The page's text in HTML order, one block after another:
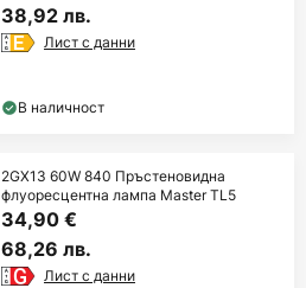
38,92 лв.
Лист с данни
В наличност
2GX13 60W 840 Пръстеновидна
флуоресцентна лампа Master TL5
34,90 €
68,26 лв.
Лист с данни